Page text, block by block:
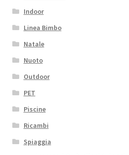
Indoor
Linea Bimbo
Natale
Nuoto
Outdoor
PET
Piscine
Ricambi
Spiaggia